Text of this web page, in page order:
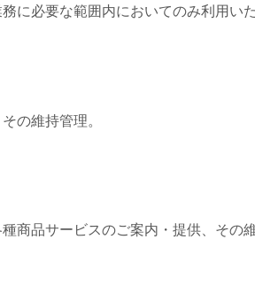
に必要な範囲内においてのみ利用いた
の維持管理。
商品サービスのご案内・提供、その維